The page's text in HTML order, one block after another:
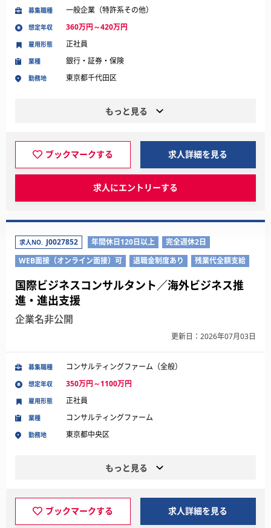
募集職種 一般企業（特許系その他）
想定年収 360万円～420万円
業種 銀行・証券・保険
勤務地 東京都千代田区
雇用形態 正社員
もっと見る
ブックマークする 求人詳細を見る
求人にエントリーする
求人NO. J0027852 年間休日120日以上
完全週休2日
WEB面接（オンライン面接）可
退職金制度あり 残業代全額支給
国際ビジネスコンサルタント／海外ビジネス推
進・進出支援
企業名非公開
更新日：2026年07月03日
募集職種 コンサルティングファーム（全般）
想定年収 350万円～1100万円
業種 コンサルティングファーム
勤務地 東京都中央区
雇用形態 正社員
もっと見る
ブックマークする 求人詳細を見る